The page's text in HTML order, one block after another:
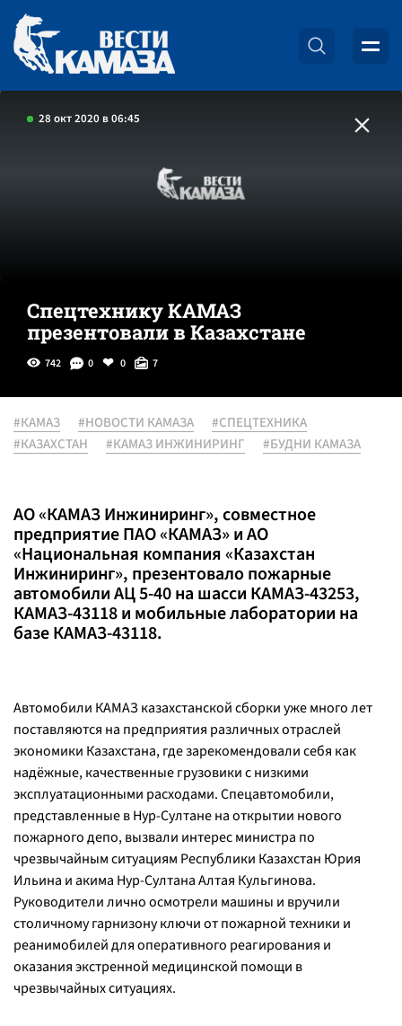
28 окт 2020 в 06:45
Спецтехнику КАМАЗ
презентовали в Казахстане
742 0 0 7
#КАМАЗ #НОВОСТИ КАМАЗА
#СПЕЦТЕХНИКА
#КАЗАХСТАН
#КАМАЗ ИНЖИНИРИНГ #БУДНИ КАМАЗА
АО «КАМАЗ Инжиниринг», совместное
предприятие ПАО «КАМАЗ» и АО
«Национальная компания «Казахстан
Инжиниринг», презентовало пожарные
автомобили АЦ 5-40 на шасси КАМАЗ-43253,
КАМАЗ-43118 и мобильные лаборатории на
базе КАМАЗ-43118.
Автомобили КАМАЗ казахстанской сборки уже много лет
поставляются на предприятия различных отраслей
экономики Казахстана, где зарекомендовали себя как
надёжные, качественные грузовики с низкими
эксплуатационными расходами. Спецавтомобили,
представленные в Нур-Султане на открытии нового
пожарного депо, вызвали интерес министра по
чрезвычайным ситуациям Республики Казахстан Юрия
Ильина и акима Нур-Султана Алтая Кульгинова.
Руководители лично осмотрели машины и вручили
столичному гарнизону ключи от пожарной техники и
реанимобилей для оперативного реагирования и
оказания экстренной медицинской помощи в
чрезвычайных ситуациях.